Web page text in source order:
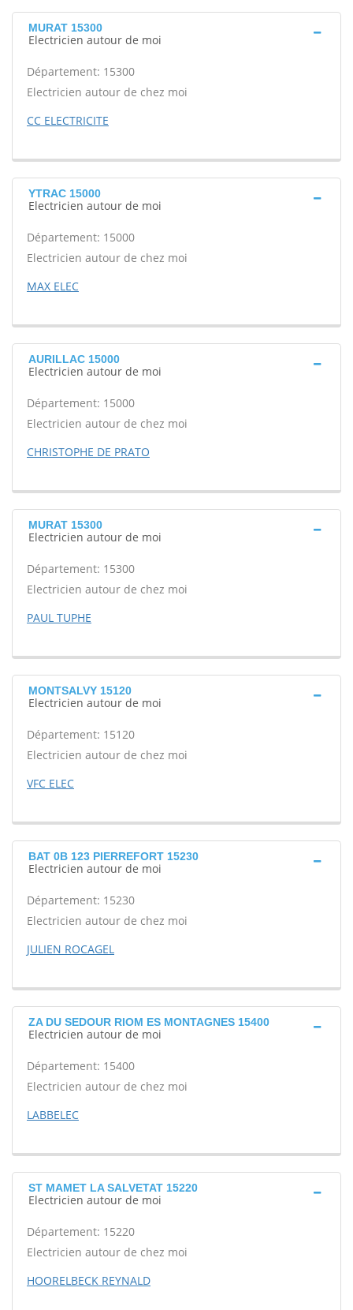
MURAT 15300
Electricien autour de moi
Département: 15300
Electricien autour de chez moi
CC ELECTRICITE
YTRAC 15000
Electricien autour de moi
Département: 15000
Electricien autour de chez moi
MAX ELEC
AURILLAC 15000
Electricien autour de moi
Département: 15000
Electricien autour de chez moi
CHRISTOPHE DE PRATO
MURAT 15300
Electricien autour de moi
Département: 15300
Electricien autour de chez moi
PAUL TUPHE
MONTSALVY 15120
Electricien autour de moi
Département: 15120
Electricien autour de chez moi
VFC ELEC
BAT 0B 123 PIERREFORT 15230
Electricien autour de moi
Département: 15230
Electricien autour de chez moi
JULIEN ROCAGEL
ZA DU SEDOUR RIOM ES MONTAGNES 15400
Electricien autour de moi
Département: 15400
Electricien autour de chez moi
LABBELEC
ST MAMET LA SALVETAT 15220
Electricien autour de moi
Département: 15220
Electricien autour de chez moi
HOORELBECK REYNALD